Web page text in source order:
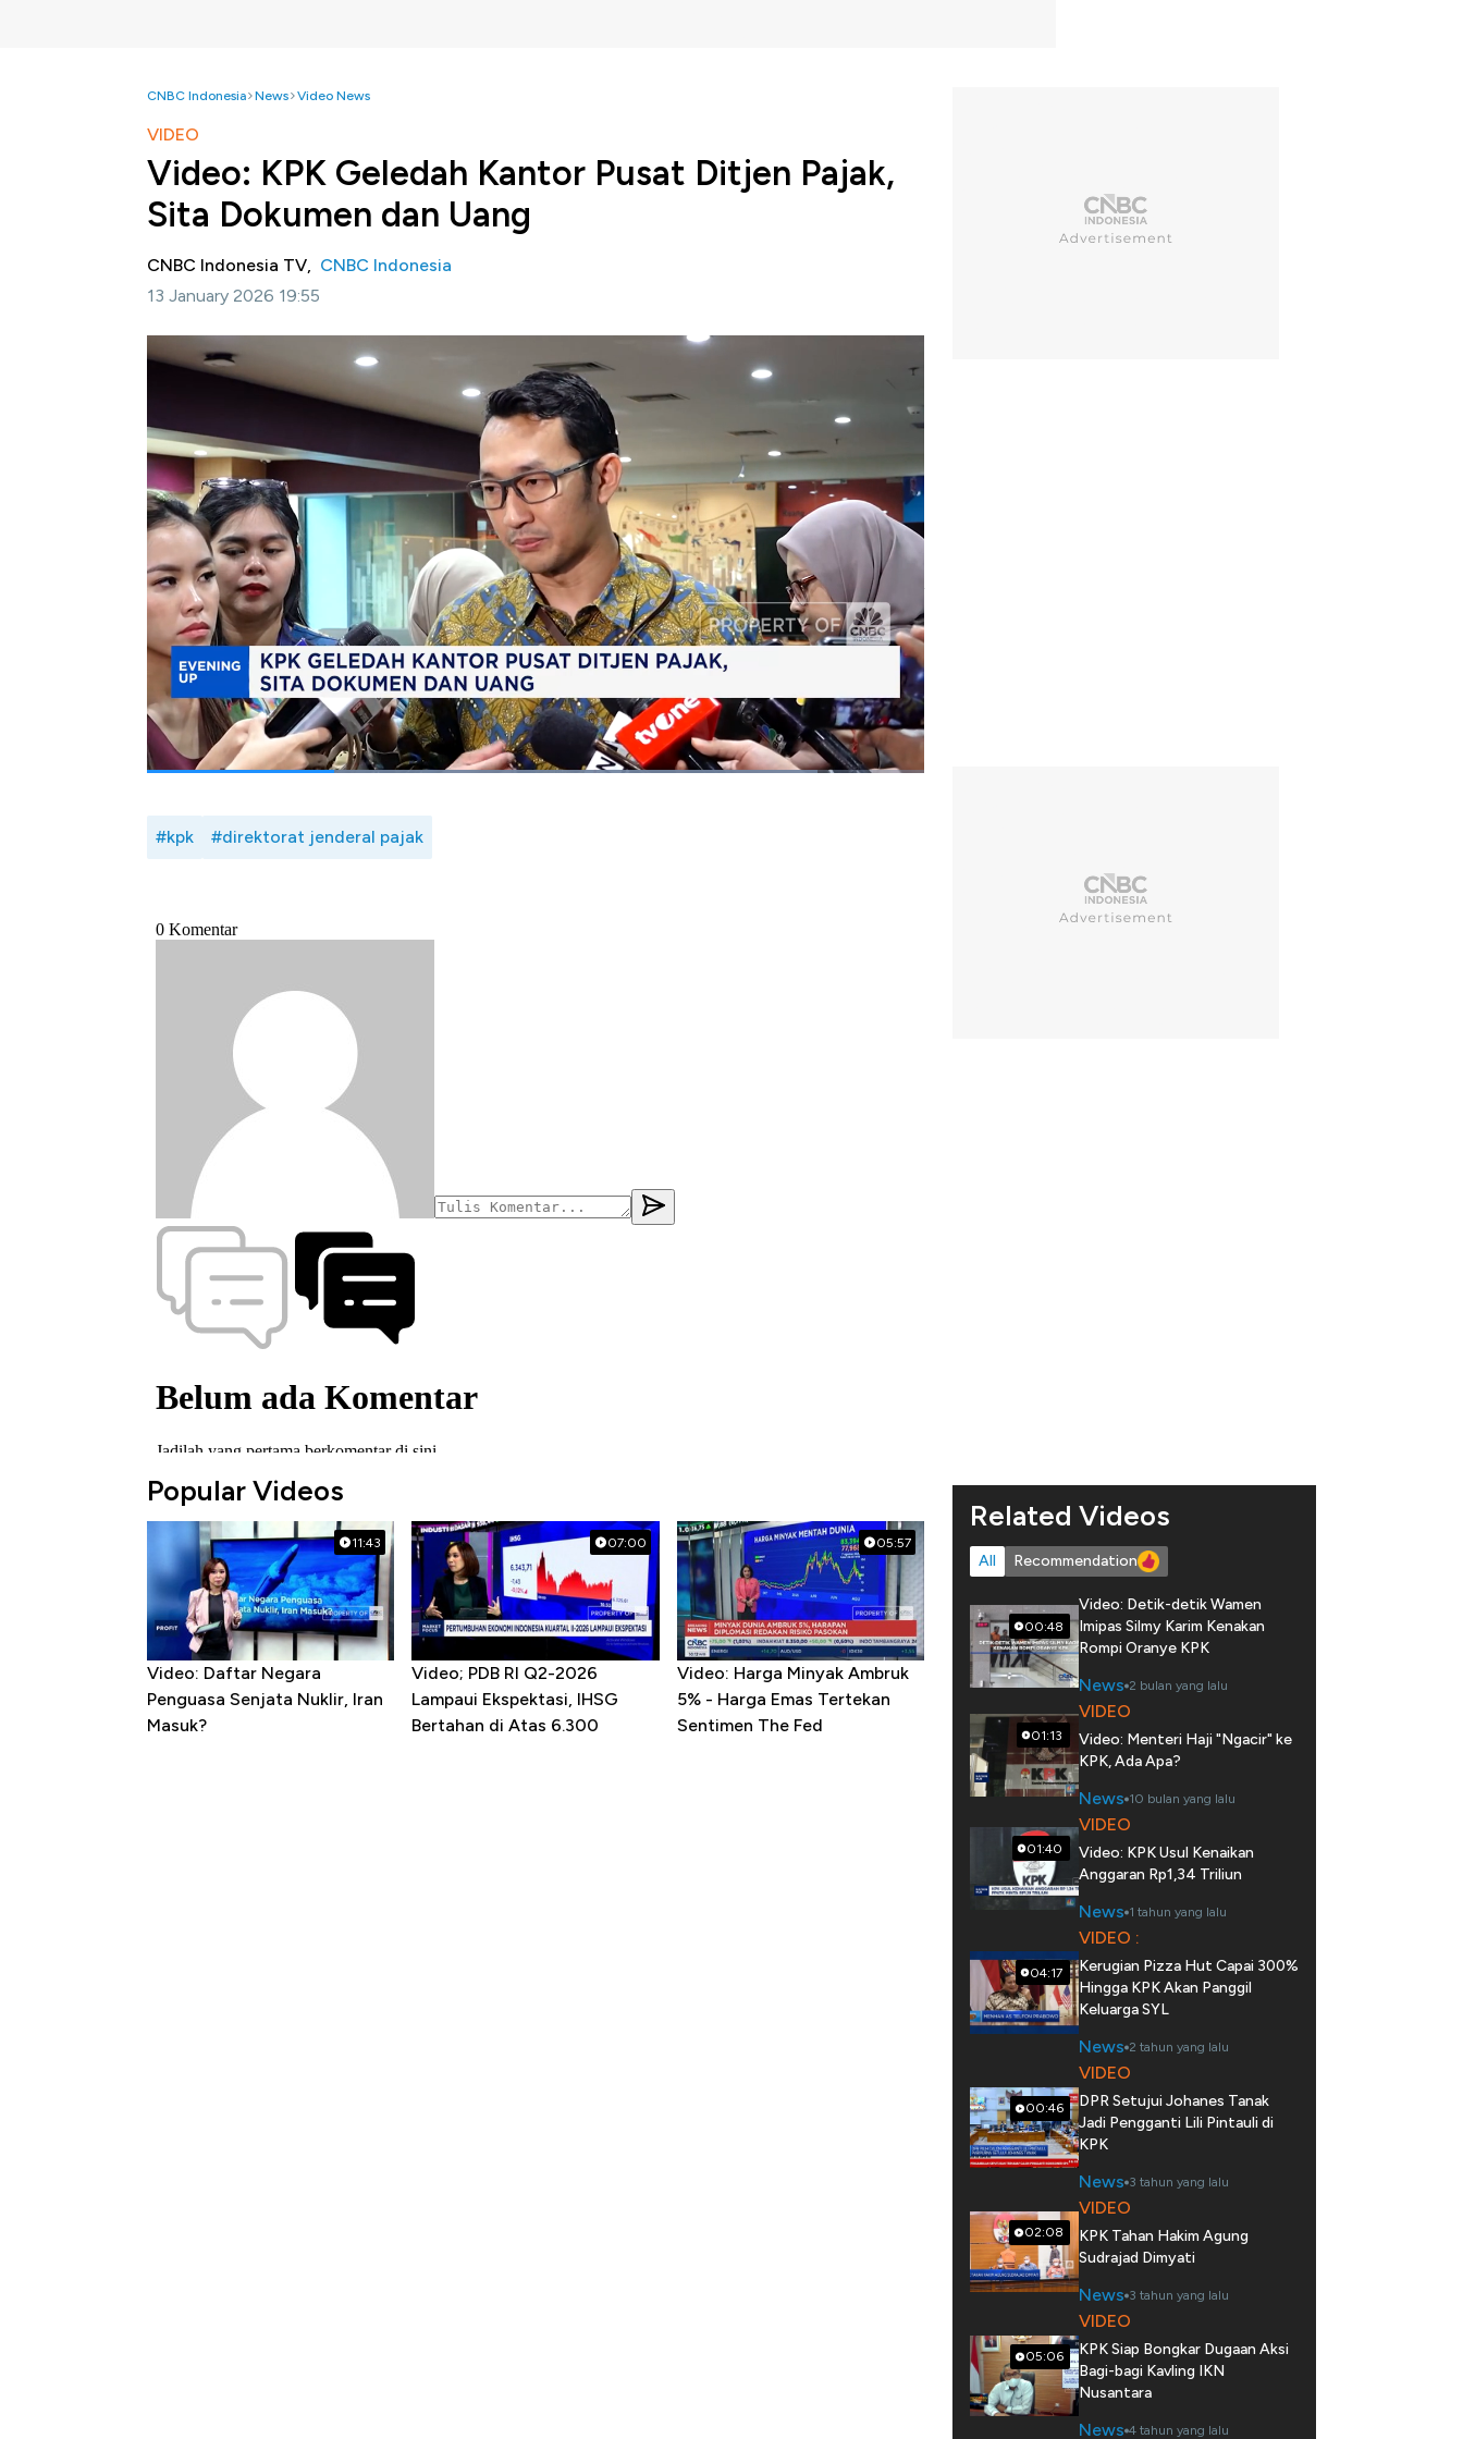
CNBC Indonesia News Video News
VIDEO
Video: KPK Geledah Kantor Pusat Ditjen Pajak,
Sita Dokumen dan Uang
CNBC Indonesia TV, CNBC Indonesia
13 January 2026 19:55
Jakarta, CNBC Indonesia -
Komisi Pemberantasan Korupsi menyita sejumlah dokumen dan barang
bukti elektronik, saat menggeledah kantor pusat direktorat jenderal pajak di Jalan Gatot Subroto,
Jakarta Selatan, Selasa 13 Januari 2026.
Penggeledahan ini dilakukan terkait kasus dugaan suap pemeriksaan pajak di Kantor Pelayanan Pajak
atau KPP Madya Jakarta Utara.
Juru Bicara KPK Budi Prasetyo menyebut, penyidik juga menyita sejumlah uang, yang diduga berasal
dari tersangka dalam perkara suap pemeriksaan pajak tersebut.
Sebelumnya, kpk telah menetapkan lima orang tersangka dalam kasus dugaan suap pemeriksaan pajak
di lingkungan kpp madya jakarta utara periode 2021 hingga 2026
Selengkapnya dalam program Evening Up CNBC Indonesia (Selasa, 13/01/2026) berikut ini.
Bagikan:
#kpk #direktorat jenderal pajak
Popular Videos
11:43
Video: Daftar Negara
Penguasa Senjata Nuklir, Iran
Masuk?
07:00
Video; PDB RI Q2-2026
Lampaui Ekspektasi, IHSG
Bertahan di Atas 6.300
05:57
Video: Harga Minyak Ambruk
5% - Harga Emas Tertekan
Sentimen The Fed
Related Videos
All Recommendation
00:48
Video: Detik-detik Wamen
Imipas Silmy Karim Kenakan
Rompi Oranye KPK
News 2 bulan yang lalu
01:13
VIDEO
Video: Menteri Haji "Ngacir" ke
KPK, Ada Apa?
News 10 bulan yang lalu
01:40
VIDEO
Video: KPK Usul Kenaikan
Anggaran Rp1,34 Triliun
News 1 tahun yang lalu
04:17
VIDEO :
Kerugian Pizza Hut Capai 300%
Hingga KPK Akan Panggil
Keluarga SYL
News 2 tahun yang lalu
00:46
VIDEO
DPR Setujui Johanes Tanak
Jadi Pengganti Lili Pintauli di
KPK
News 3 tahun yang lalu
02:08
VIDEO
KPK Tahan Hakim Agung
Sudrajad Dimyati
News 3 tahun yang lalu
05:06
VIDEO
KPK Siap Bongkar Dugaan Aksi
Bagi-bagi Kavling IKN
Nusantara
News 4 tahun yang lalu